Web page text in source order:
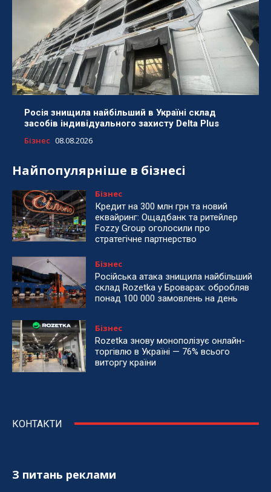
Росія знищила найбільший в Україні склад
засобів індивідуального захисту Delta Plus
Бізнес 08.08.2026
Найпопулярніше в бізнесі
Бізнес
Кредит на 300 млн грн та новий
еквайринг: Ощадбанк та ритейлер
Fozzy Group оголосили про
стратегічне партнерство
Бізнес
Російська атака знищила найбільший
склад Rozetka у Броварах: обробляв
понад 100 000 замовлень на день
Бізнес
Rozetka знову монополізує онлайн-
торгівлю в Україні — 76% всього
виторгу країни
КОНТАКТИ
З питань реклами